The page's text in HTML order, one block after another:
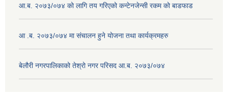
आ.ब. २०७३/०७४ को लागि तय गरिएको कन्टेनजेन्सी रकम को बाडफाड
आ .ब. २०७३/०७४ मा संचालन हुने योजना तथा कार्यक्रमहरु
बेलौरी नगरपालिकाको तेश्रो नगर परिसद आ.ब. २०७३/०७४